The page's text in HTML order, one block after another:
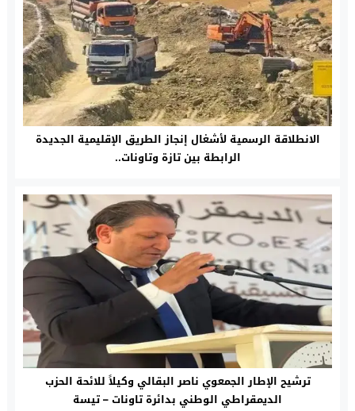
الانطلاقة الرسمية لأشغال إنجاز الطريق الإقليمية الجديدة
الرابطة بين تازة وتاونات..
ترشيح الإطار الجمعوي ناصر البقالي وكيلاً للائحة الحزب
الديمقراطي الوطني بدائرة تاونات – تيسة